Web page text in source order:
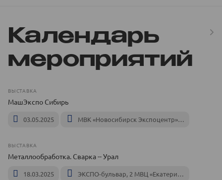
Календарь
мероприятий
ВЫСТАВКА
МашЭкспо Сибирь
03.05.2025 МВК «Новосибирск Экспоцентр», Новосибирск
ВЫСТАВКА
Металлообработка. Сварка -- Урал
18.03.2025 ЭКСПО-бульвар, 2 МВЦ «Екатеринбург ЭКСПО», Екатеринбург